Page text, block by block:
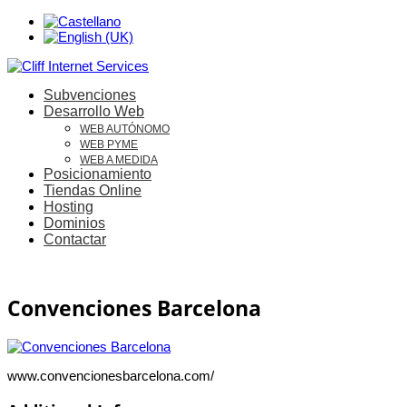
Subvenciones
Desarrollo Web
WEB AUTÓNOMO
WEB PYME
WEB A MEDIDA
Posicionamiento
Tiendas Online
Hosting
Dominios
Contactar
Convenciones Barcelona
www.convencionesbarcelona.com/